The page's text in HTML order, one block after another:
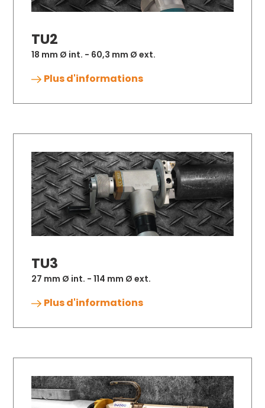
TU2
18 mm Ø int. - 60,3 mm Ø ext.
Plus d'informations
TU3
27 mm Ø int. - 114 mm Ø ext.
Plus d'informations